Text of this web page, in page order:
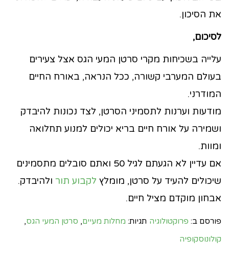
את הסיכון.
לסיכום,
עלייה בשכיחות מקרי סרטן המעי הגס אצל צעירים
בעולם המערבי קשורה, ככל הנראה, באורח החיים
המודרני.
מודעות וערנות לתסמיני הסרטן, לצד נכונות להיבדק
ושמירה על אורח חיים בריא יכולים למנוע תחלואה
ומוות.
אם עדיין לא הגעתם לגיל 50 ואתם סובלים מתסמינים
שיכולים להעיד על סרטן, מומלץ לקבוע תור ולהיבדק.
אבחון מוקדם מציל חיים.
פורסם ב: פרוקטולוגיה תגיות: מחלות מעיים, סרטן המעי הגס,
קולונוסקופיה